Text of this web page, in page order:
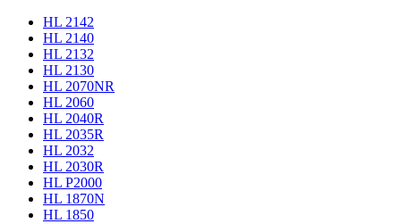
HL 2142
HL 2140
HL 2132
HL 2130
HL 2070NR
HL 2060
HL 2040R
HL 2035R
HL 2032
HL 2030R
HL P2000
HL 1870N
HL 1850